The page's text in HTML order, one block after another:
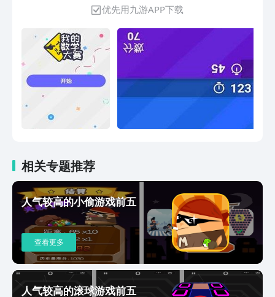
优先用九游APP下载
相关专题推荐
人气较高的小偷游戏前五
查看更多
人气较高的滚球游戏前五